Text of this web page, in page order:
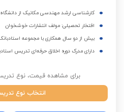
کارشناسی ارشد مهندسی مکانیک از
افتخار تحصیلی: مولف انتشارات خوشخوان
بیش از دو سال همکاری با مجموعه
دارای مدرک دوره اخلاق حرفه‌ای تدریس
برای مشاهده قیمت، نوع
انتخاب نوع